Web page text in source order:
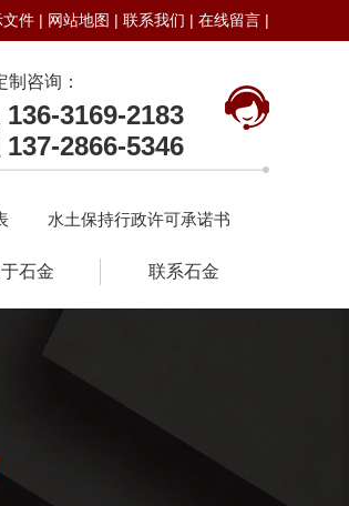
件 | 网站地图 | 联系我们 | 在线留言 |
制咨询：
3169-2183
2866-5346
水土保持行政许可承诺书
石金 联系石金